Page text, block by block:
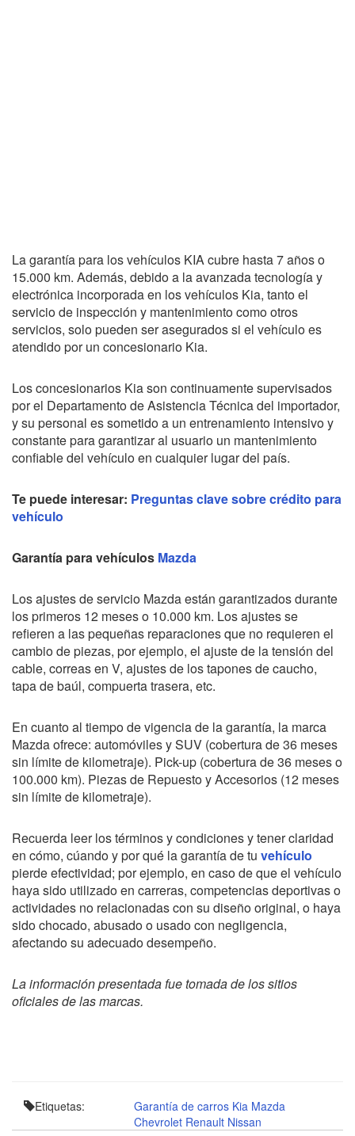
La garantía para los vehículos KIA cubre hasta 7 años o
15.000 km. Además, debido a la avanzada tecnología y
electrónica incorporada en los vehículos Kia, tanto el
servicio de inspección y mantenimiento como otros
servicios, solo pueden ser asegurados si el vehículo es
atendido por un concesionario Kia.
Los concesionarios Kia son continuamente supervisados
por el Departamento de Asistencia Técnica del importador,
y su personal es sometido a un entrenamiento intensivo y
constante para garantizar al usuario un mantenimiento
confiable del vehículo en cualquier lugar del país.
Te puede interesar: Preguntas clave sobre crédito para
vehículo
Garantía para vehículos Mazda
Los ajustes de servicio Mazda están garantizados durante
los primeros 12 meses o 10.000 km. Los ajustes se
refieren a las pequeñas reparaciones que no requieren el
cambio de piezas, por ejemplo, el ajuste de la tensión del
cable, correas en V, ajustes de los tapones de caucho,
tapa de baúl, compuerta trasera, etc.
En cuanto al tiempo de vigencia de la garantía, la marca
Mazda ofrece: automóviles y SUV (cobertura de 36 meses
sin límite de kilometraje). Pick-up (cobertura de 36 meses o
100.000 km). Piezas de Repuesto y Accesorios (12 meses
sin límite de kilometraje).
Recuerda leer los términos y condiciones y tener claridad
en cómo, cúando y por qué la garantía de tu vehículo
pierde efectividad; por ejemplo, en caso de que el vehículo
haya sido utilizado en carreras, competencias deportivas o
actividades no relacionadas con su diseño original, o haya
sido chocado, abusado o usado con negligencia,
afectando su adecuado desempeño.
La información presentada fue tomada de los sitios
oficiales de las marcas.
Etiquetas: Garantía de carros Kia Mazda
Chevrolet Renault Nissan